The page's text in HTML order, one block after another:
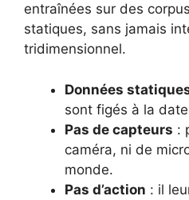
entraînées sur des
statiques, sans jamais
tridimensionnel.
Données
sont figés à la
Pas de capteurs :
caméra, ni de
monde.
Pas d’action : il